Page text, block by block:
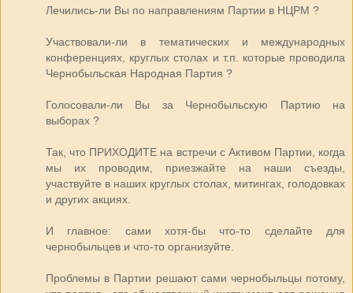
Лечились-ли Вы по направлениям Партии в НЦРМ ?
Участвовали-ли в тематических и международных
конференциях, круглых столах и т.п. которые проводила
Чернобыльская Народная Партия ?
Голосовали-ли Вы за Чернобыльскую Партию на
выборах ?
Так, что ПРИХОДИТЕ на встречи с Активом Партии, когда
мы их проводим, приезжайте на наши съезды,
участвуйте в наших круглых столах, митингах, голодовках
и других акциях.
И главное: сами хотя-бы что-то сделайте для
чернобыльцев и что-то организуйте.
Проблемы в Партии решают сами чернобыльцы потому,